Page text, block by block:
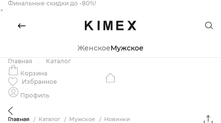
Финальные скидки до -80%!
×
ЖенскоеМужское
Главная
Каталог
Корзина
Избранное
Профиль
Главная Каталог Мужское Новинки